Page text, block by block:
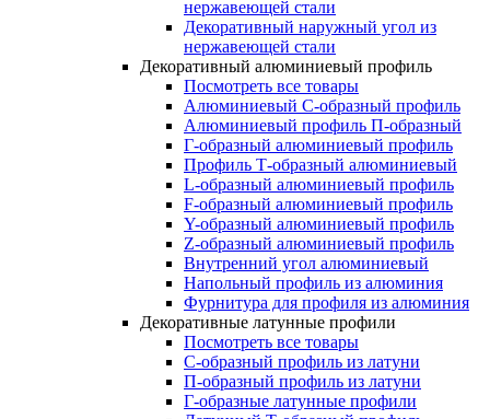
нержавеющей стали
Декоративный наружный угол из
нержавеющей стали
Декоративный алюминиевый профиль
Посмотреть все товары
Алюминиевый С-образный профиль
Алюминиевый профиль П-образный
Г-образный алюминиевый профиль
Профиль Т-образный алюминиевый
L-образный алюминиевый профиль
F-образный алюминиевый профиль
Y-образный алюминиевый профиль
Z-образный алюминиевый профиль
Внутренний угол алюминиевый
Напольный профиль из алюминия
Фурнитура для профиля из алюминия
Декоративные латунные профили
Посмотреть все товары
C-образный профиль из латуни
П-образный профиль из латуни
Г-образные латунные профили